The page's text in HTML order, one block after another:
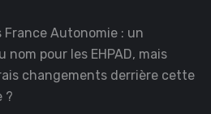
France Autonomie : un
nom pour les EHPAD, mais
changements derrière cette
?